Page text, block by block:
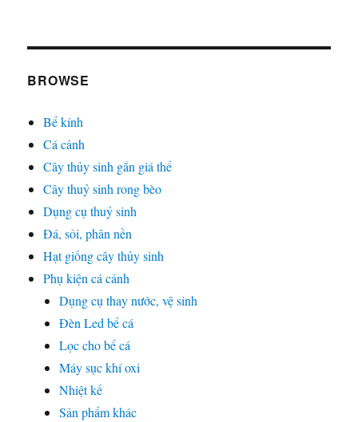
BROWSE
Bể kính
Cá cảnh
Cây thủy sinh gắn giá thể
Cây thuỷ sinh rong bèo
Dụng cụ thuỷ sinh
Đá, sỏi, phân nền
Hạt giống cây thủy sinh
Phụ kiện cá cảnh
Dụng cụ thay nước, vệ sinh
Đèn Led bể cá
Lọc cho bể cá
Máy sục khí oxi
Nhiệt kế
Sản phẩm khác